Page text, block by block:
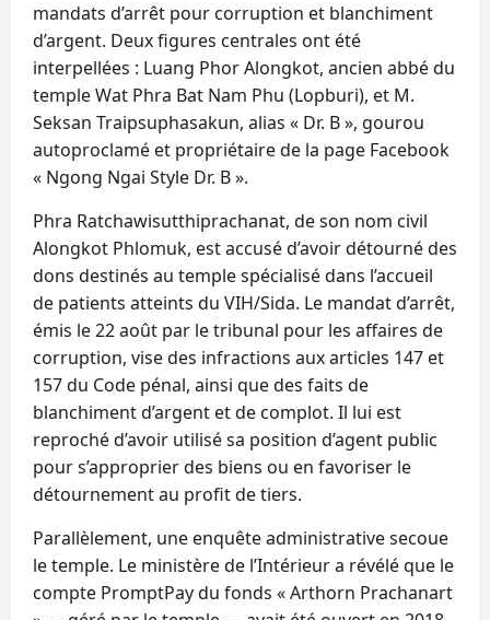
mandats d’arrêt pour corruption et blanchiment
d’argent. Deux figures centrales ont été
interpellées : Luang Phor Alongkot, ancien abbé du
temple Wat Phra Bat Nam Phu (Lopburi), et M.
Seksan Traipsuphasakun, alias « Dr. B », gourou
autoproclamé et propriétaire de la page Facebook
« Ngong Ngai Style Dr. B ».
Phra Ratchawisutthiprachanat, de son nom civil
Alongkot Phlomuk, est accusé d’avoir détourné des
dons destinés au temple spécialisé dans l’accueil
de patients atteints du VIH/Sida. Le mandat d’arrêt,
émis le 22 août par le tribunal pour les affaires de
corruption, vise des infractions aux articles 147 et
157 du Code pénal, ainsi que des faits de
blanchiment d’argent et de complot. Il lui est
reproché d’avoir utilisé sa position d’agent public
pour s’approprier des biens ou en favoriser le
détournement au profit de tiers.
Parallèlement, une enquête administrative secoue
le temple. Le ministère de l’Intérieur a révélé que le
compte PromptPay du fonds « Arthorn Prachanart